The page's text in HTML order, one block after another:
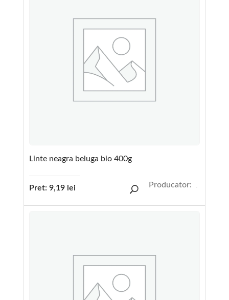
Linte neagra beluga bio 400g
Pret: 9,19 lei Producator: